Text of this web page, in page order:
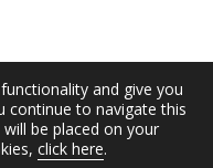
and give you
continue to navigate this
be placed on your
click here.